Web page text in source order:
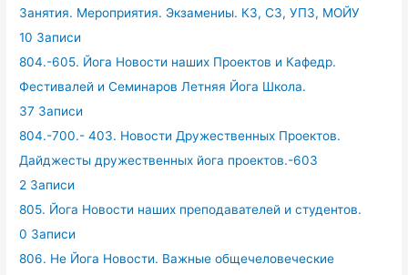
Занятия. Мероприятия. Экзамениы. КЗ, СЗ, УПЗ, МОЙУ
10 Записи
804.-605. Йога Новости наших Проектов и Кафедр.
Фестивалей и Семинаров Летняя Йога Школа.
37 Записи
804.-700.- 403. Новости Дружественных Проектов.
Дайджесты дружественных йога проектов.-603
2 Записи
805. Йога Новости наших преподавателей и студентов.
0 Записи
806. Не Йога Новости. Важные общечеловеческие